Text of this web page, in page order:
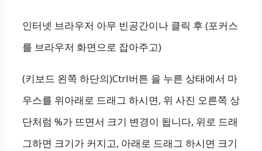
인터넷 브라우저 아무 빈공간이나 클릭 후 (포커스
를 브라우저 화면으로 잡아주고)
(키보드 왼쪽 하단의)Ctrl버튼 을 누른 상태에서 마
우스를 위아래로 드래그 하시면, 위 사진 오른쪽 상
단처럼 %가 뜨면서 크기 변경이 됩니다, 위로 드래
그하면 크기가 커지고, 아래로 드래그 하시면 크기